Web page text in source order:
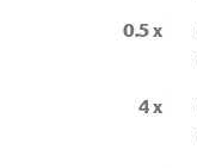
0.5x
4x